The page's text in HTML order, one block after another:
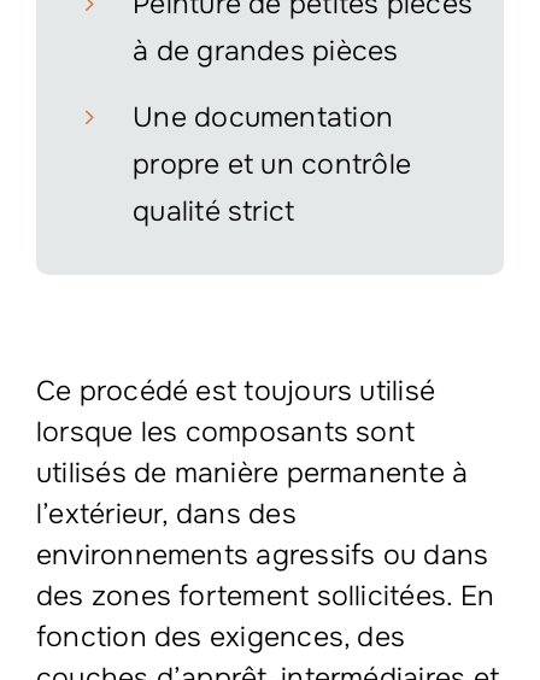
à de grandes pièces
Une documentation
propre et un contrôle
qualité strict
Ce procédé est toujours utilisé
lorsque les composants sont
utilisés de manière permanente à
l’extérieur, dans des
environnements agressifs ou dans
des zones fortement sollicitées. En
fonction des exigences, des